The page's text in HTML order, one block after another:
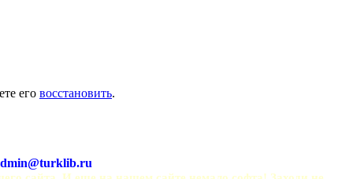
его восстановить.